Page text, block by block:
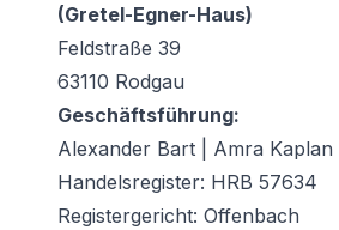
(Gretel-Egner-Haus)
Feldstraße 39
63110 Rodgau
Geschäftsführung:
Alexander Bart | Amra Kaplan
Handelsregister: HRB 57634
Registergericht: Offenbach